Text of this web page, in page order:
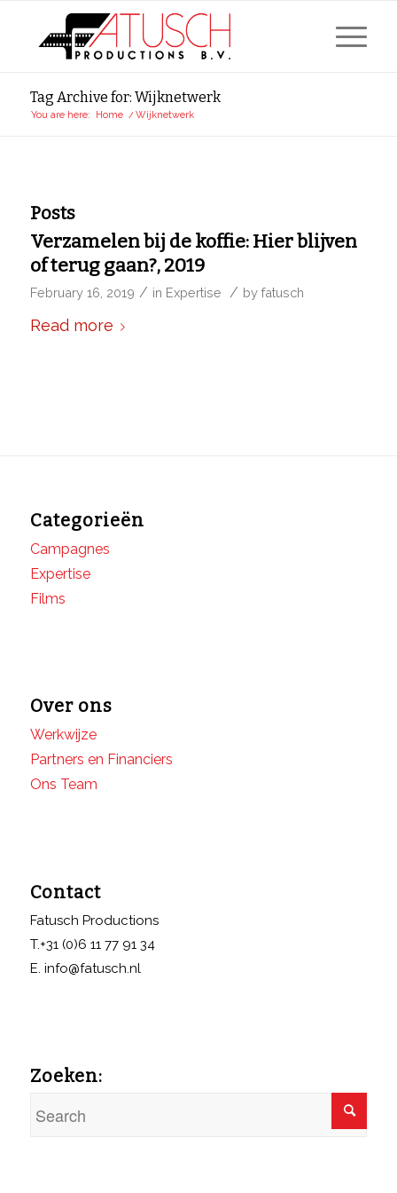
Tag Archive for: Wijknetwerk
You are here: Home / Wijknetwerk
Posts
Verzamelen bij de koffie: Hier blijven
of terug gaan?, 2019
February 16, 2019 / in Expertise / by fatusch
Read more
Categorieën
Campagnes
Expertise
Films
Over ons
Werkwijze
Partners en Financiers
Ons Team
Contact
Fatusch Productions
T.+31 (0)6 11 77 91 34
E. info@fatusch.nl
Zoeken: